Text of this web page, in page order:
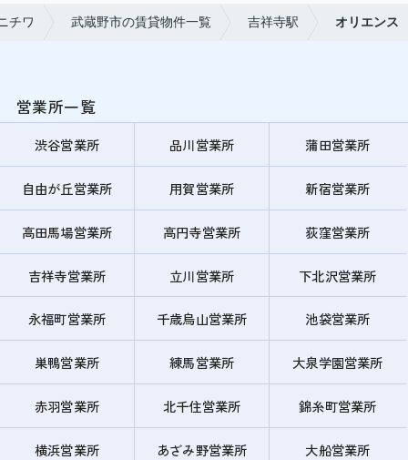
チワ 武蔵野市の賃貸物件一覧 吉祥寺駅 オリエンス
営業所一覧
渋谷営業所 品川営業所 蒲田営業所
自由が丘営業所 用賀営業所 新宿営業所
高田馬場営業所 高円寺営業所 荻窪営業所
吉祥寺営業所 立川営業所 下北沢営業所
永福町営業所 千歳烏山営業所 池袋営業所
巣鴨営業所 練馬営業所 大泉学園営業所
赤羽営業所 北千住営業所 錦糸町営業所
横浜営業所 あざみ野営業所 大船営業所